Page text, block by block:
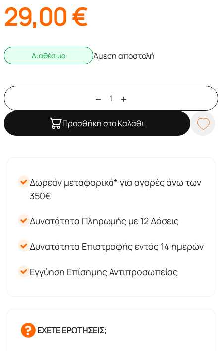
29,00€
Διαθέσιμο Άμεση αποστολή
Προσθήκη στο Καλάθι
Δωρεάν μεταφορικά* για αγορές άνω των
350€
Δυνατότητα Πληρωμής με 12 Δόσεις
Δυνατότητα Επιστροφής εντός 14 ημερών
Εγγύηση Επίσημης Αντιπροσωπείας
ΕΧΕΤΕ ΕΡΩΤΗΣΕΙΣ;